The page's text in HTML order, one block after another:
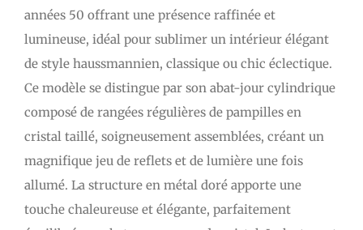
années 50 offrant une présence raffinée et
lumineuse, idéal pour sublimer un intérieur élégant
de style haussmannien, classique ou chic éclectique.
Ce modèle se distingue par son abat-jour cylindrique
composé de rangées régulières de pampilles en
cristal taillé, soigneusement assemblées, créant un
magnifique jeu de reflets et de lumière une fois
allumé. La structure en métal doré apporte une
touche chaleureuse et élégante, parfaitement